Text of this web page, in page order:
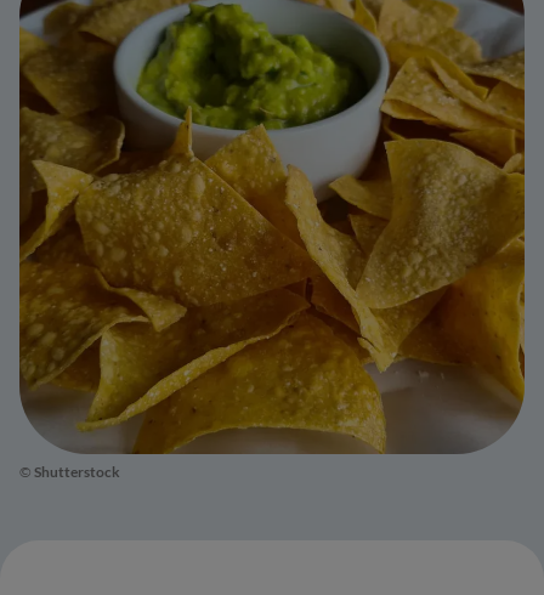
© Shutterstock